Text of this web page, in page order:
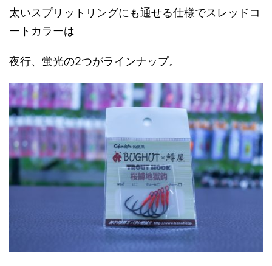
太いスプリットリングにも通せる仕様でスレッドコ
ートカラーは
夜行、蛍光の2つがラインナップ。